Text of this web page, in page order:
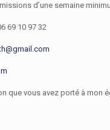
d’une semaine
69 10 97 32
que vous avez porté à mon